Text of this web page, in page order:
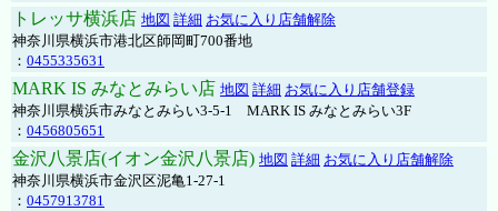
トレッサ横浜店 地図 詳細 お気に入り店舗解除
神奈川県横浜市港北区師岡町700番地
： 0455335631
MARK IS みなとみらい店 地図 詳細 お気に入り店舗登録
神奈川県横浜市みなとみらい3-5-1 MARK IS みなとみらい3F
： 0456805651
金沢八景店(イオン金沢八景店) 地図 詳細 お気に入り店舗解除
神奈川県横浜市金沢区泥亀1-27-1
： 0457913781